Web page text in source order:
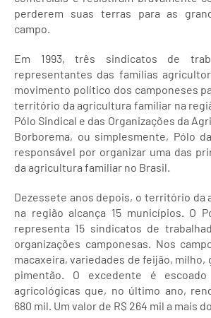
perderem suas terras para as
campo.
Em 1993, três sindicatos de
representantes das famílias
movimento político dos camponeses
território da agricultura familiar na
Pólo Sindical e das Organizações da
Borborema, ou simplesmente, Pólo
responsável por organizar uma das
da agricultura familiar no Brasil.
Dezessete anos depois, o território da
na região alcança 15 municípios. O
representa 15 sindicatos de
organizações camponesas. Nos
macaxeira, variedades de feijão, milho,
pimentão. O excedente é
agricológicas que, no último ano,
680 mil. Um valor de R$ 264 mil a mais